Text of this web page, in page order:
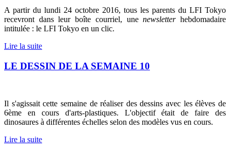
A partir du lundi 24 octobre 2016, tous les parents du LFI Tokyo
recevront dans leur boîte courriel, unenewsletterhebdomadaire
intitulée : le LFI Tokyo en un clic.
Lire la suite
LE DESSIN DE LA SEMAINE 10
Il s'agissait cette semaine de réaliser des dessins avec les élèves de
6ème en cours d'arts-plastiques. L'objectif était de faire des
dinosaures à différentes échelles selon des modèles vus en cours.
Lire la suite